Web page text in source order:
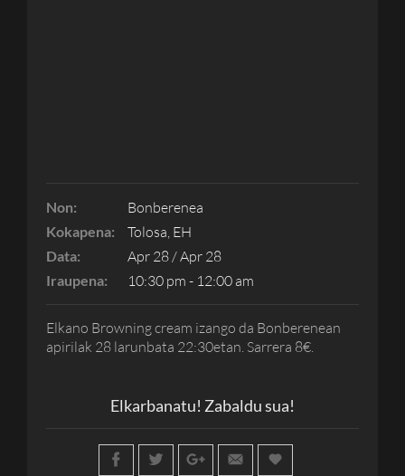
Non: Bonberenea
Kokapena: Tolosa, EH
Data: Apr 28 / Apr 28
Iraupena: 10:30 pm - 12:00 am
Elkano Browning cream izango da Bonberenean
apirilak 28 larunbata 22:30etan. Sarrera 8€.
Elkarbanatu! Zabaldu sua!